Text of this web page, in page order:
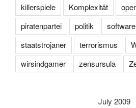
killerspiele
Komplexität
piratenpartei
politik
staatstrojaner
terrorismus
wirsindgamer
zensursula
July 2009